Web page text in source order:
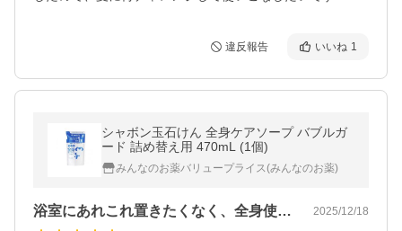
違反報告 いいね 1
シャボン玉石けん 全身ケアソープ バブルガ
ード 詰め替え用 470mL (1個)
みんなのお薬バリュープライス(みんなのお薬)
浴室にあれこれ置きたくなく、全身使えて… 2025/12/18